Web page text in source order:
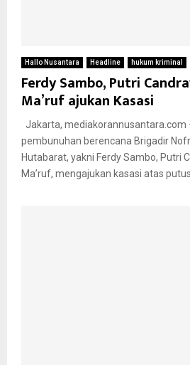
Hallo Nusantara Headline hukum kriminal
Ferdy Sambo, Putri
Ma’ruf ajukan Kasasi
Jakarta, mediakorannusantara.com
pembunuhan berencana Brigadir
Hutabarat, yakni Ferdy Sambo, Putri
Ma’ruf, mengajukan kasasi atas